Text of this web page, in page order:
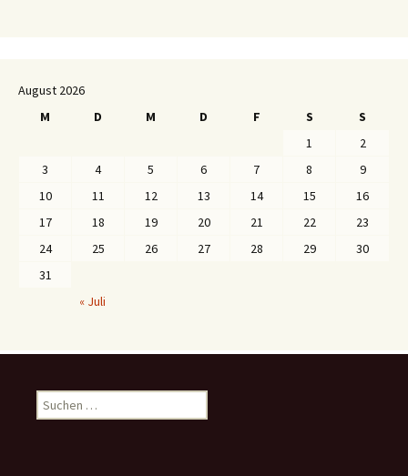
August 2026
M
D M D F S
S
1
2
3
4 5 6 7 8
9
10
11 12 13 14 15
16
17
18 19 20 21 22
23
24
25 26 27 28 29
30
31
« Juli
u